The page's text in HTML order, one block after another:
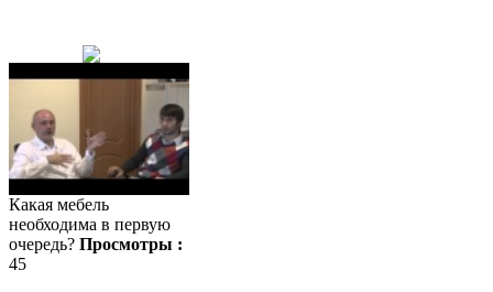
Какая мебель
необходима в первую
очередь? Просмотры :
45